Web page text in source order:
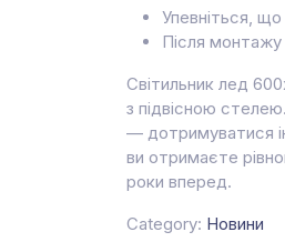
Упевніться,
Після монтажу
Світильник лед
з підвісною
— дотримуватися
ви отримаєте
роки вперед.
Category: Новини